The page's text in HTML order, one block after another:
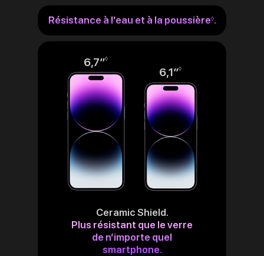
Résistance à l’eau et à la poussière◊.
aux
mentions
6,7″◊
aux
mentions
légales
6,1″◊
aux
mentions
légales
Ceramic Shield.
Plus résistant que le verre
de n’importe quel
smartphone.